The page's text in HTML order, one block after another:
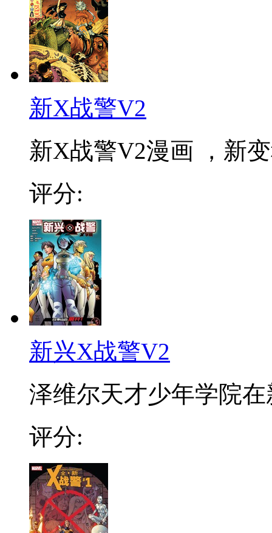
新X战警V2
新X战警V2漫画 ，新
评分:
新兴X战警V2
泽维尔天才少年学院
评分: